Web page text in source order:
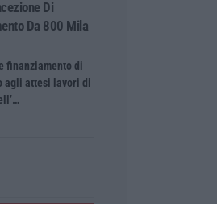
Di
Da 800 Mila
finanziamento di
agli attesi lavori di